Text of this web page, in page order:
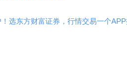
选东方财富证券，行情交易一个